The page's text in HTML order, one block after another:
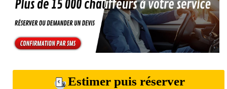
Estimer puis réserver